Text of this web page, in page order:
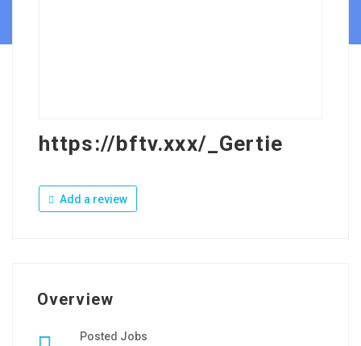
https://bftv.xxx/_Gertie
Add a review
Overview
Posted Jobs